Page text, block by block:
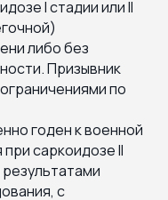
I стадии или II
либо без
Призывник
по
годен к военной
саркоидозе II
с